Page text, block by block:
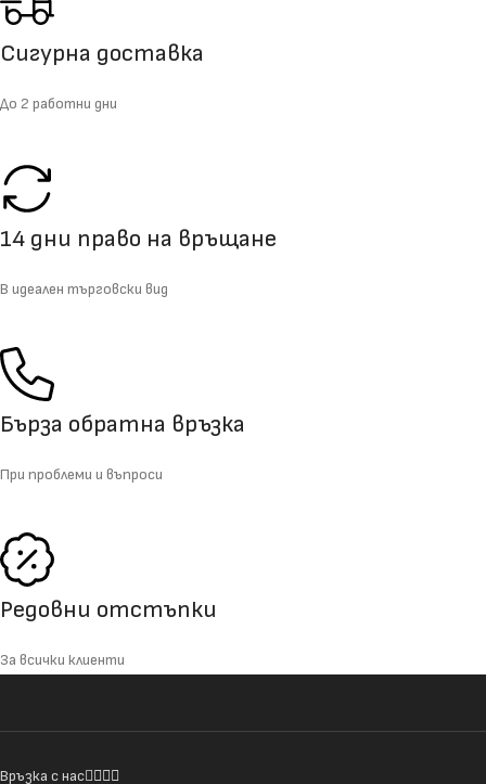
Сигурна доставка
До 2 работни дни
14 дни право на връщане
В идеален търговски вид
Бърза обратна връзка
При проблеми и въпроси
Редовни отстъпки
За всички клиенти
Връзка с нас